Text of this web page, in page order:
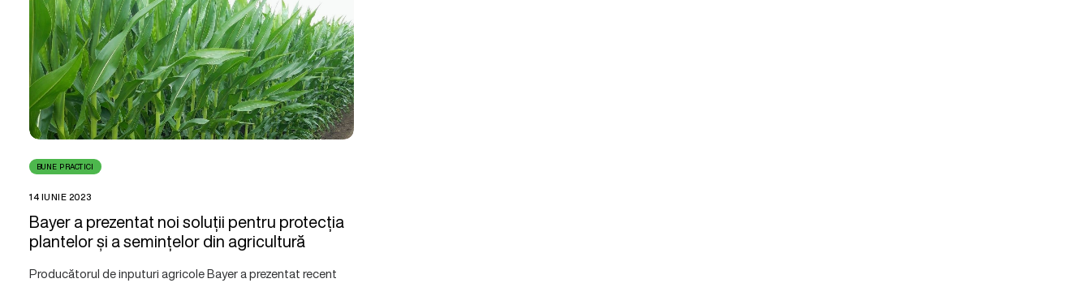
BUNE PRACTICI
14 IUNIE 2023
Bayer a prezentat noi soluții pentru protecția
plantelor și a semințelor din agricultură
Producătorul de inputuri agricole Bayer a prezentat recent